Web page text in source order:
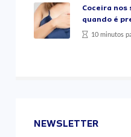
Coceira nos
quando é
10 minutos
NEWSLETTER